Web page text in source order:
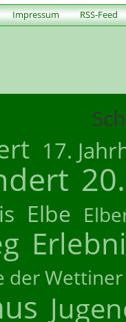
Impressum RSS-Feed
17.
Elbe
der Wettiner